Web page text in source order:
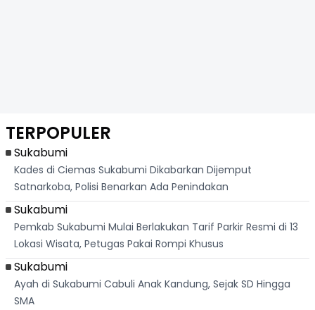
TERPOPULER
Sukabumi
Kades di Ciemas Sukabumi Dikabarkan Dijemput
Satnarkoba, Polisi Benarkan Ada Penindakan
Sukabumi
Pemkab Sukabumi Mulai Berlakukan Tarif Parkir Resmi di 13
Lokasi Wisata, Petugas Pakai Rompi Khusus
Sukabumi
Ayah di Sukabumi Cabuli Anak Kandung, Sejak SD Hingga
SMA